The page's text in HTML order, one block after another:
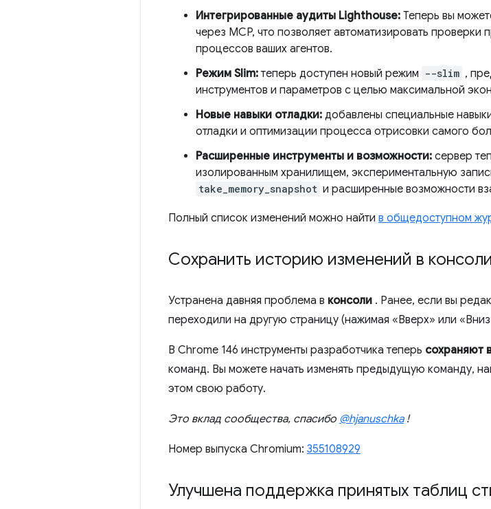
Интегрированные аудиты Lighthouse: Теперь вы
через MCP, что позволяет автоматизировать
процессов ваших агентов.
Режим Slim: теперь доступен новый режим --slim ,
инструментов и параметров с целью максимальной
Новые навыки отладки: добавлены специальные
отладки и оптимизации процесса отрисовки самого
Расширенные инструменты и возможности: сервер
изолированным хранилищем, экспериментальную
take_memory_snapshot и расширенные возможности
Полный список изменений можно найти в общедоступном
Сохранить историю изменений в консоли
Устранена давняя проблема в консоли . Ранее, если вы
переходили на другую страницу (нажимая «Вверх» или
В Chrome 146 инструменты разработчика теперь сохраняют
команд. Вы можете начать изменять предыдущую команду,
этом свою работу.
Это вклад сообщества, спасибо @hjanuschka!
Номер выпуска Chromium: 355108929
Улучшена поддержка принятых таблиц